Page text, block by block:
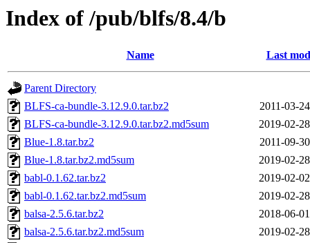
Index of /pub/blfs/8.4/b
Name Last
Parent Directory
BLFS-ca-bundle-3.12.9.0.tar.bz2
2011-03-
BLFS-ca-bundle-3.12.9.0.tar.bz2.md5sum
2019-02-
Blue-1.8.tar.bz2
2011-09-
Blue-1.8.tar.bz2.md5sum
2019-02-
babl-0.1.62.tar.bz2
2019-02-
babl-0.1.62.tar.bz2.md5sum
2019-02-
balsa-2.5.6.tar.bz2
2018-06-
balsa-2.5.6.tar.bz2.md5sum
2019-02-